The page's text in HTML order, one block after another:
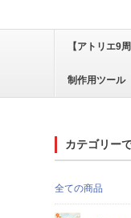
【アトリエ9周
制作用ツール
カテゴリー
全ての商品